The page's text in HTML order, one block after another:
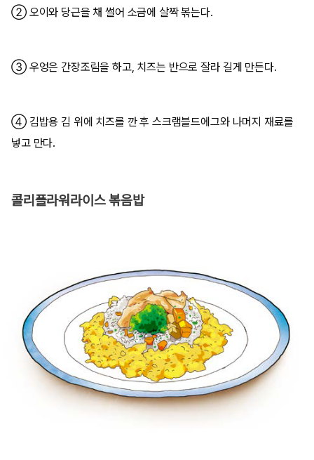
② 오이와 당근을 채 썰어 소금에 살짝 볶는다.
③ 우엉은 간장조림을 하고, 치즈는 반으로 잘라 길게 만든다.
④ 김밥용 김 위에 치즈를 깐 후 스크램블드에그와 나머지 재료를
넣고 만다.
콜리플라워라이스 볶음밥